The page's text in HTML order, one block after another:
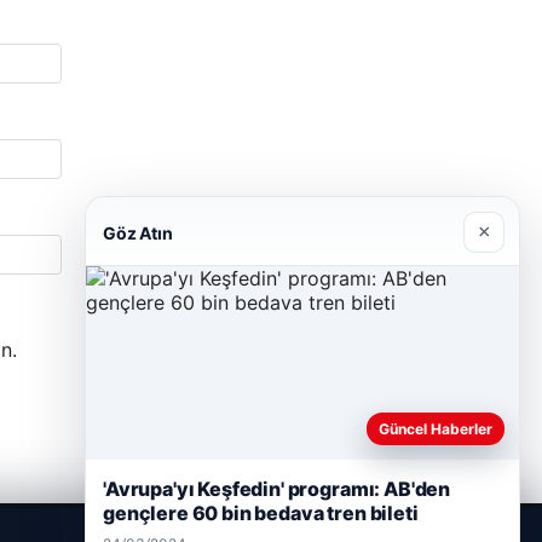
Göz Atın ×
Güncel Haberler
'Avrupa'yı Keşfedin' programı: AB'den
gençlere 60 bin bedava tren bileti